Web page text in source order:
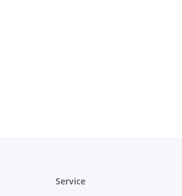
Service